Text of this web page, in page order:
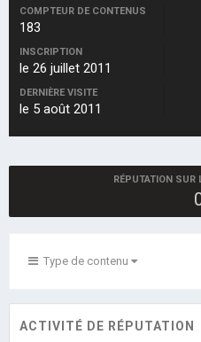
COMPTEUR DE CONTENUS
183
INSCRIPTION
le 26 juillet 2011
DERNIÈRE VISITE
le 5 août 2011
RÉPUTATION
Type de contenu
ACTIVITÉ DE RÉPUTATION